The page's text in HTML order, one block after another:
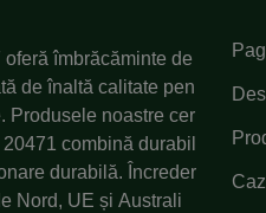
îmbrăcăminte de
de înaltă calitate pen
Produsele noastre cer
combină durabil
durabilă. Încreder
Nord, UE și Australi